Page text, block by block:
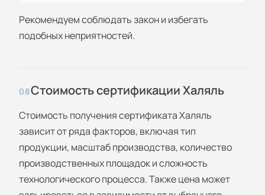
Рекомендуем соблюдать закон и избегать
подобных неприятностей.
08Стоимость сертификации Халяль
Стоимость получения сертификата Халяль
зависит от ряда факторов, включая тип
продукции, масштаб производства, количество
производственных площадок и сложность
технологического процесса. Также цена может